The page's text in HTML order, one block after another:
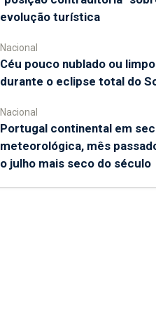
evolução turística
Nacional
Céu pouco nublado ou limpo
durante o eclipse total do
Nacional
Portugal continental em
meteorológica, mês
o julho mais seco do século